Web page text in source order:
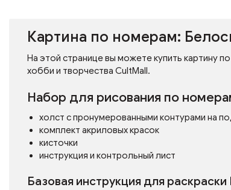
Картина по номерам:
На этой странице вы можете купить картину
хобби и творчества CultMall.
Набор для рисования по
холст с пронумерованными контурами на
комплект акриловых красок
кисточки
инструкция и контрольный лист
Базовая инструкция для